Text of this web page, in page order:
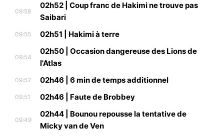
09:58
02h52 | Coup franc de Hakimi ne trouve pas
Saibari
09:55 02h51 | Hakimi à terre
09:54
02h50 | Occasion dangereuse des Lions de
l'Atlas
09:52 02h46 | 6 min de temps additionnel
09:51 02h46 | Faute de Brobbey
09:49
02h44 | Bounou repousse la tentative de
Micky van de Ven